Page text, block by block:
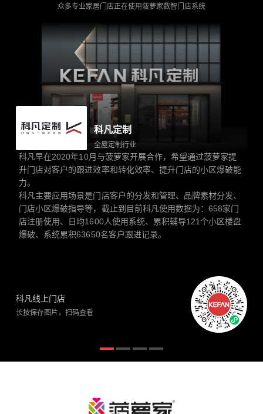
众多专业家居门店正在使用菠萝家数智门店系统
科凡定制
全屋定制行业
科凡早在2020年10月与菠萝家开展合作，希望通过菠萝家提
升门店对客户的跟进效率和转化效率、提升门店的小区爆破能
力。
科凡主要应用场景是门店客户的分发和管理、品牌素材分发、
门店小区爆破指导等，截止到目前科凡使用数据为：658家门
店注册使用、日均1600人使用系统、累积辅导121个小区楼盘
爆破、系统累积63650名客户跟进记录。
科凡线上门店
长按保存图片，扫码查看